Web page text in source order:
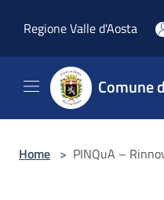
Regione Valle d'Aosta
Comune
Home > PINQuA –